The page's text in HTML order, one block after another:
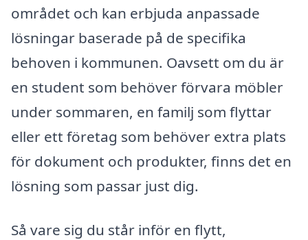
området och kan erbjuda anpassade
lösningar baserade på de specifika
behoven i kommunen. Oavsett om du är
en student som behöver förvara möbler
under sommaren, en familj som flyttar
eller ett företag som behöver extra plats
för dokument och produkter, finns det en
lösning som passar just dig.
Så vare sig du står inför en flytt,